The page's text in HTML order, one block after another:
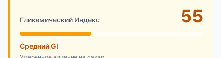
Гликемический Индекс 55
Средний GI